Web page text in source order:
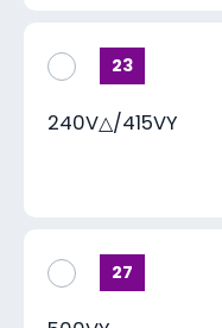
23
240V△/415VY
27